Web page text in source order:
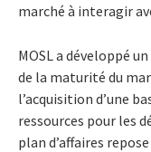
marché à interagir
MOSL a développé
de la maturité du
l’acquisition d’une
ressources pour les
plan d’affaires